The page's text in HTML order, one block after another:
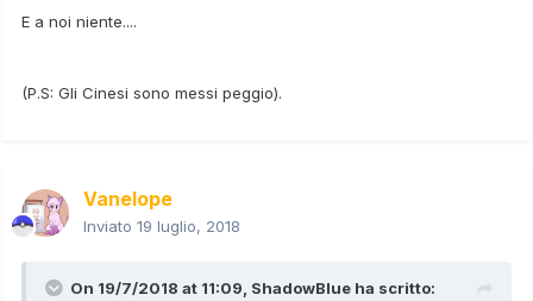
E a noi niente....
(P.S: Gli Cinesi sono messi peggio).
Vanelope
Inviato 19 luglio, 2018
On 19/7/2018 at 11:09, ShadowBlue ha scritto: